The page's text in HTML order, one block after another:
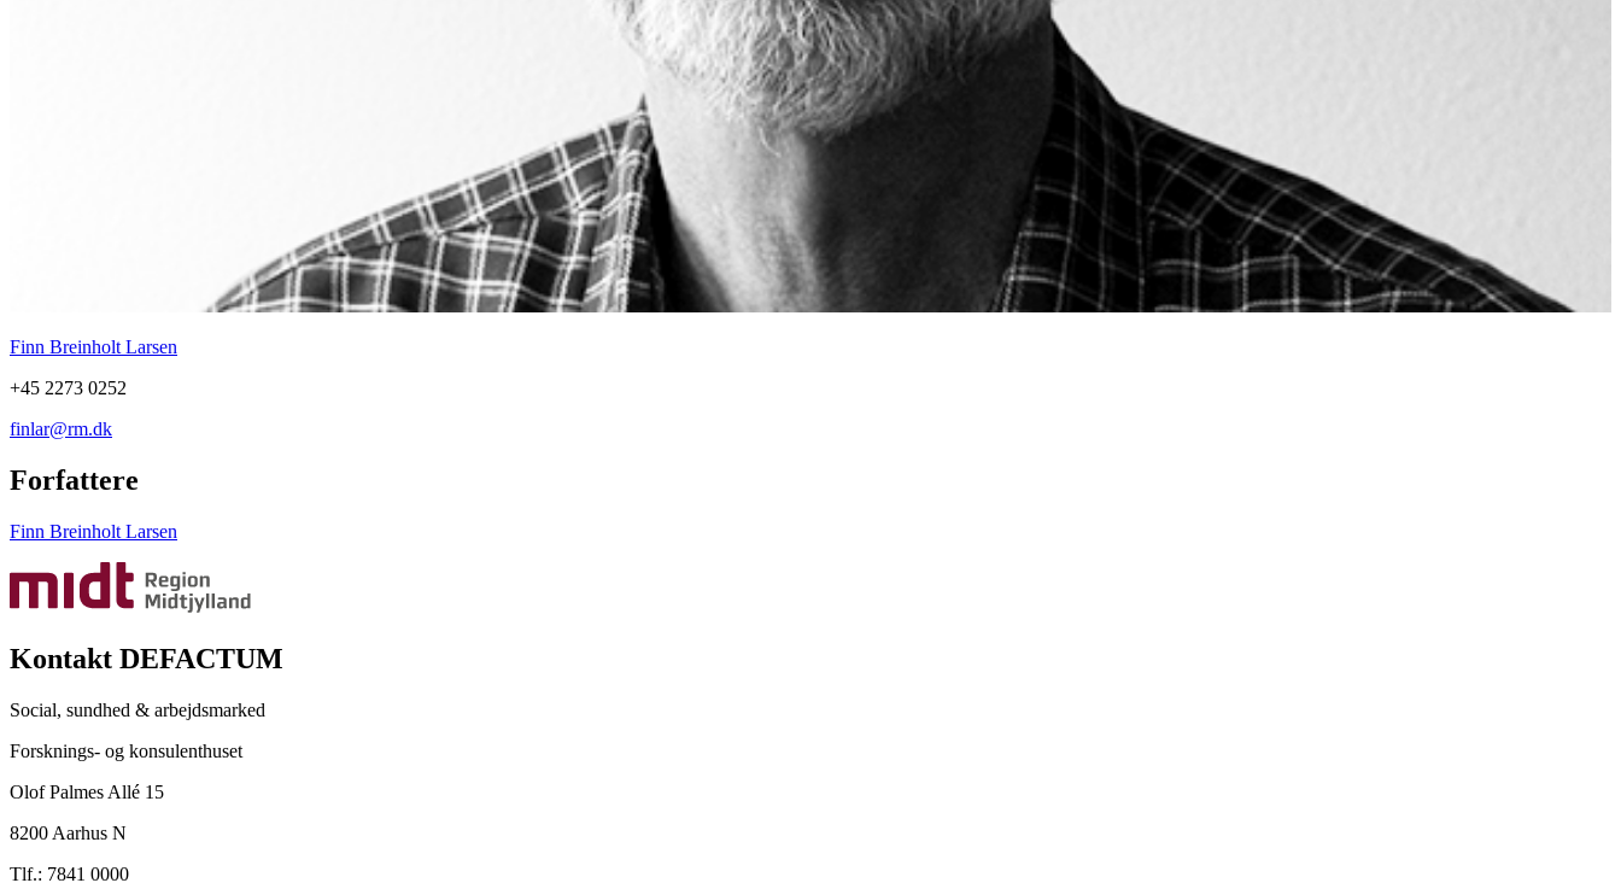
Finn Breinholt Larsen
+45 2273 0252
finlar@rm.dk
Forfattere
Finn Breinholt Larsen
Kontakt DEFACTUM
Social, sundhed & arbejdsmarked
Forsknings- og konsulenthuset
Olof Palmes Allé 15
8200 Aarhus N
Tlf.: 7841 0000